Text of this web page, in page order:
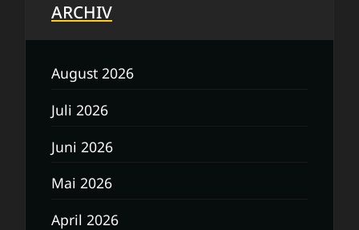
ARCHIV
August 2026
Juli 2026
Juni 2026
Mai 2026
April 2026